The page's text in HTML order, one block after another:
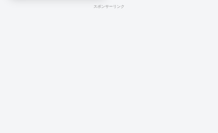
スポンサーリンク